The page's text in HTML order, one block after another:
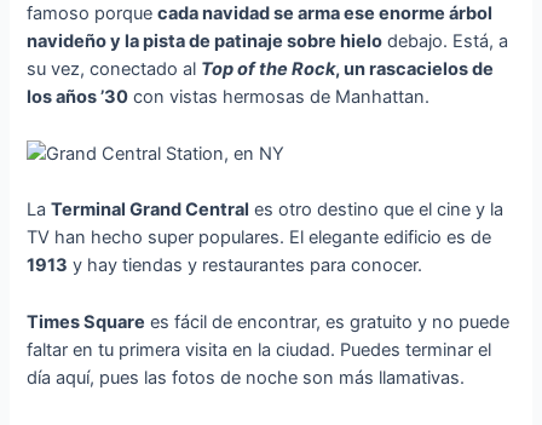
famoso porquecada navidad se arma ese enorme árbol
navideño y la pista de patinaje sobre hielo debajo. Está, a
su vez, conectado al Top of the Rock, un rascacielos de
los años ’30 con vistas hermosas de Manhattan.
LaTerminal Grand Central es otro destino que el cine y la
TV han hecho super populares. El elegante edificio es de
1913 y hay tiendas y restaurantes para conocer.
Times Square es fácil de encontrar, es gratuito y no puede
faltar en tu primera visita en la ciudad. Puedes terminar el
día aquí, pues las fotos de noche son más llamativas.